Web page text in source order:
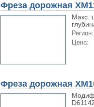
Фреза дорожная
Макс.
Регион:
Цена:
Фреза дорожная